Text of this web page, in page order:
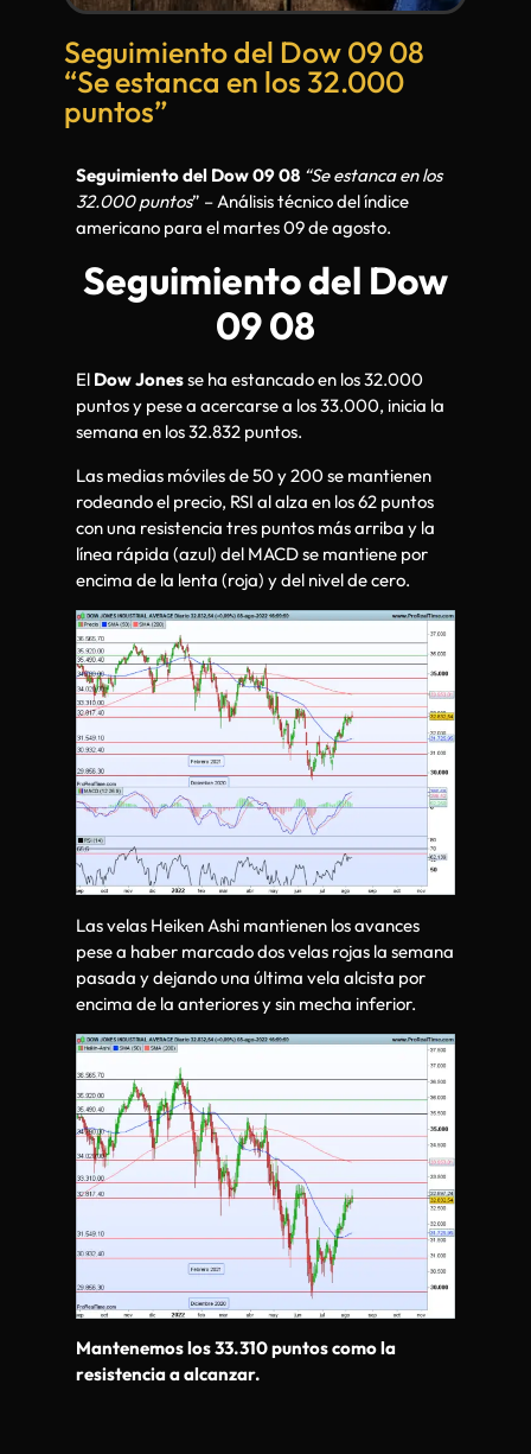
Seguimiento del Dow 09 08
“Se estanca en los 32.000
puntos”
Seguimiento del Dow 09 08 “Se estanca en los
32.000 puntos” – Análisis técnico del índice
americano para el martes 09 de agosto.
Seguimiento del Dow
09 08
El Dow Jonesse ha estancado en los 32.000
puntos y pese a acercarse a los 33.000, inicia la
semana en los 32.832 puntos.
Las medias móviles de 50 y 200 se mantienen
rodeando el precio, RSI al alza en los 62 puntos
con una resistencia tres puntos más arriba y la
línea rápida (azul) del MACD se mantiene por
encima de la lenta (roja) y del nivel de cero.
Las velas Heiken Ashi mantienen los avances
pese a haber marcado dos velas rojas la semana
pasada y dejando una última vela alcista por
encima de la anteriores y sin mecha inferior.
Mantenemos los 33.310 puntos como la
resistencia a alcanzar.